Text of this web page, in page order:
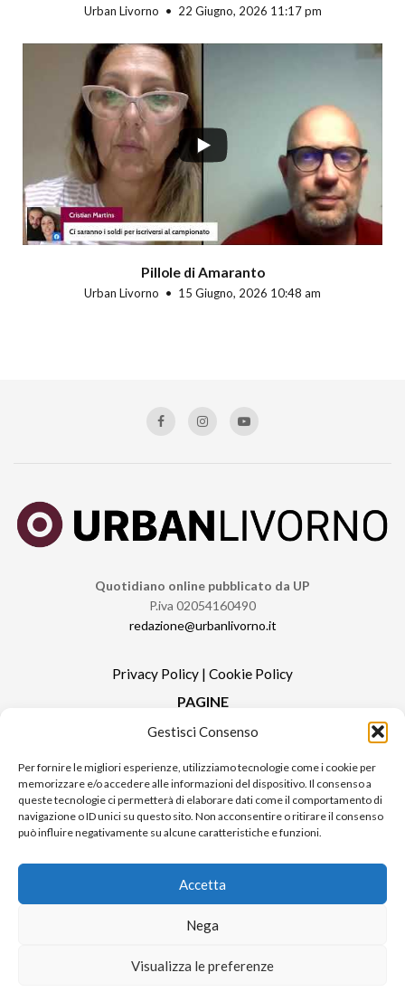
Gestisci Consenso
Per fornire le migliori esperienze, utilizziamo tecnologie come i cookie per
memorizzare e/o accedere alle informazioni del dispositivo. Il consenso a
queste tecnologie ci permetterà di elaborare dati come il comportamento di
navigazione o ID unici su questo sito. Non acconsentire o ritirare il consenso
può influire negativamente su alcune caratteristiche e funzioni.
Accetta
Nega
Visualizza le preferenze
Urban Livorno 22 Giugno, 2026 11:17 pm
Pillole di Amaranto
Urban Livorno 15 Giugno, 2026 10:48 am
Quotidiano online pubblicato da UP
P.iva 02054160490
redazione@urbanlivorno.it
Privacy Policy | Cookie Policy
PAGINE
Redazione
Contatti
Pubblicità
Sitemap
RUBRICHE
Urban Video